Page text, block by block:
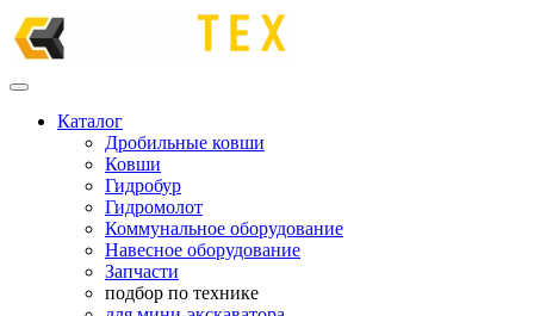
Каталог
Дробильные ковши
Ковши
Гидробур
Гидромолот
Коммунальное оборудование
Навесное оборудование
Запчасти
подбор по технике